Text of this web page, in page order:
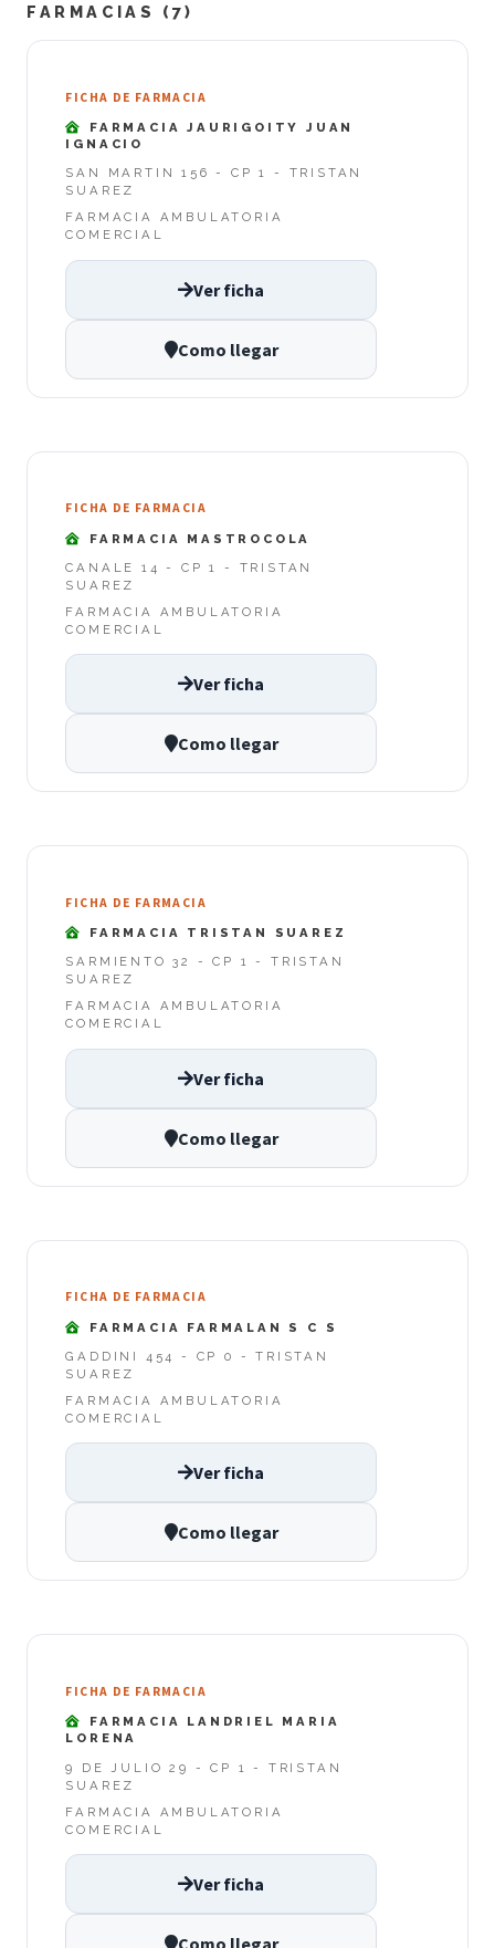
FARMACIAS (7)
FICHA DE FARMACIA
FARMACIA JAURIGOITY JUAN
IGNACIO
SAN MARTIN 156 - CP 1 - TRISTAN
SUAREZ
FARMACIA AMBULATORIA
COMERCIAL
Ver ficha
Como llegar
FICHA DE FARMACIA
FARMACIA MASTROCOLA
CANALE 14 - CP 1 - TRISTAN
SUAREZ
FARMACIA AMBULATORIA
COMERCIAL
Ver ficha
Como llegar
FICHA DE FARMACIA
FARMACIA TRISTAN SUAREZ
SARMIENTO 32 - CP 1 - TRISTAN
SUAREZ
FARMACIA AMBULATORIA
COMERCIAL
Ver ficha
Como llegar
FICHA DE FARMACIA
FARMACIA FARMALAN S C S
GADDINI 454 - CP 0 - TRISTAN
SUAREZ
FARMACIA AMBULATORIA
COMERCIAL
Ver ficha
Como llegar
FICHA DE FARMACIA
FARMACIA LANDRIEL MARIA
LORENA
9 DE JULIO 29 - CP 1 - TRISTAN
SUAREZ
FARMACIA AMBULATORIA
COMERCIAL
Ver ficha
Como llegar